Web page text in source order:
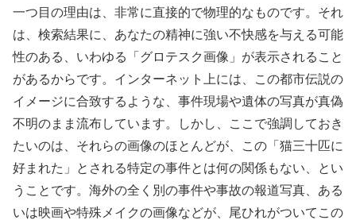
一つ目の理由は、非常に直接的で物理的なものです。それ
は、検索結果に、あなたの精神に強い不快感を与える可能
性のある、いわゆる「グロテスク画像」が表示されること
があるからです。インターネット上には、この都市伝説の
イメージに合致するような、事件現場や遺体の写真が真偽
不明のまま流布しています。しかし、ここで強調しておき
たいのは、それらの画像のほとんどが、この「猫三十匹に
好まれた」とされる特定の事件とは何の関係もない、とい
うことです。海外の全く別の事件や事故の報道写真、ある
いは映画や特殊メイクの画像などが、尾ひれがついてこの